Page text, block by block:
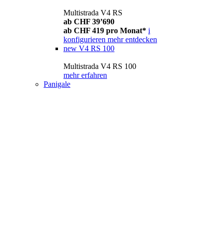
Multistrada V4 RS
ab CHF 39’690
ab CHF 419 pro Monat* i
konfigurieren mehr entdecken
new V4 RS 100
Multistrada V4 RS 100
mehr erfahren
Panigale